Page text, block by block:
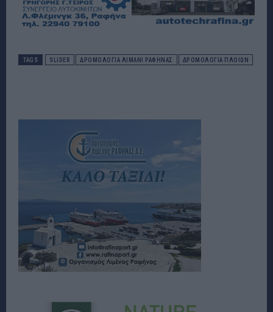
TAGS SLIDER ΔΡΟΜΟΛΟΓΙΑ ΛΙΜΑΝΙ ΡΑΦΗΝΑΣ ΔΡΟΜΟΛΌΓΙΑ ΠΛΟΊΩΝ